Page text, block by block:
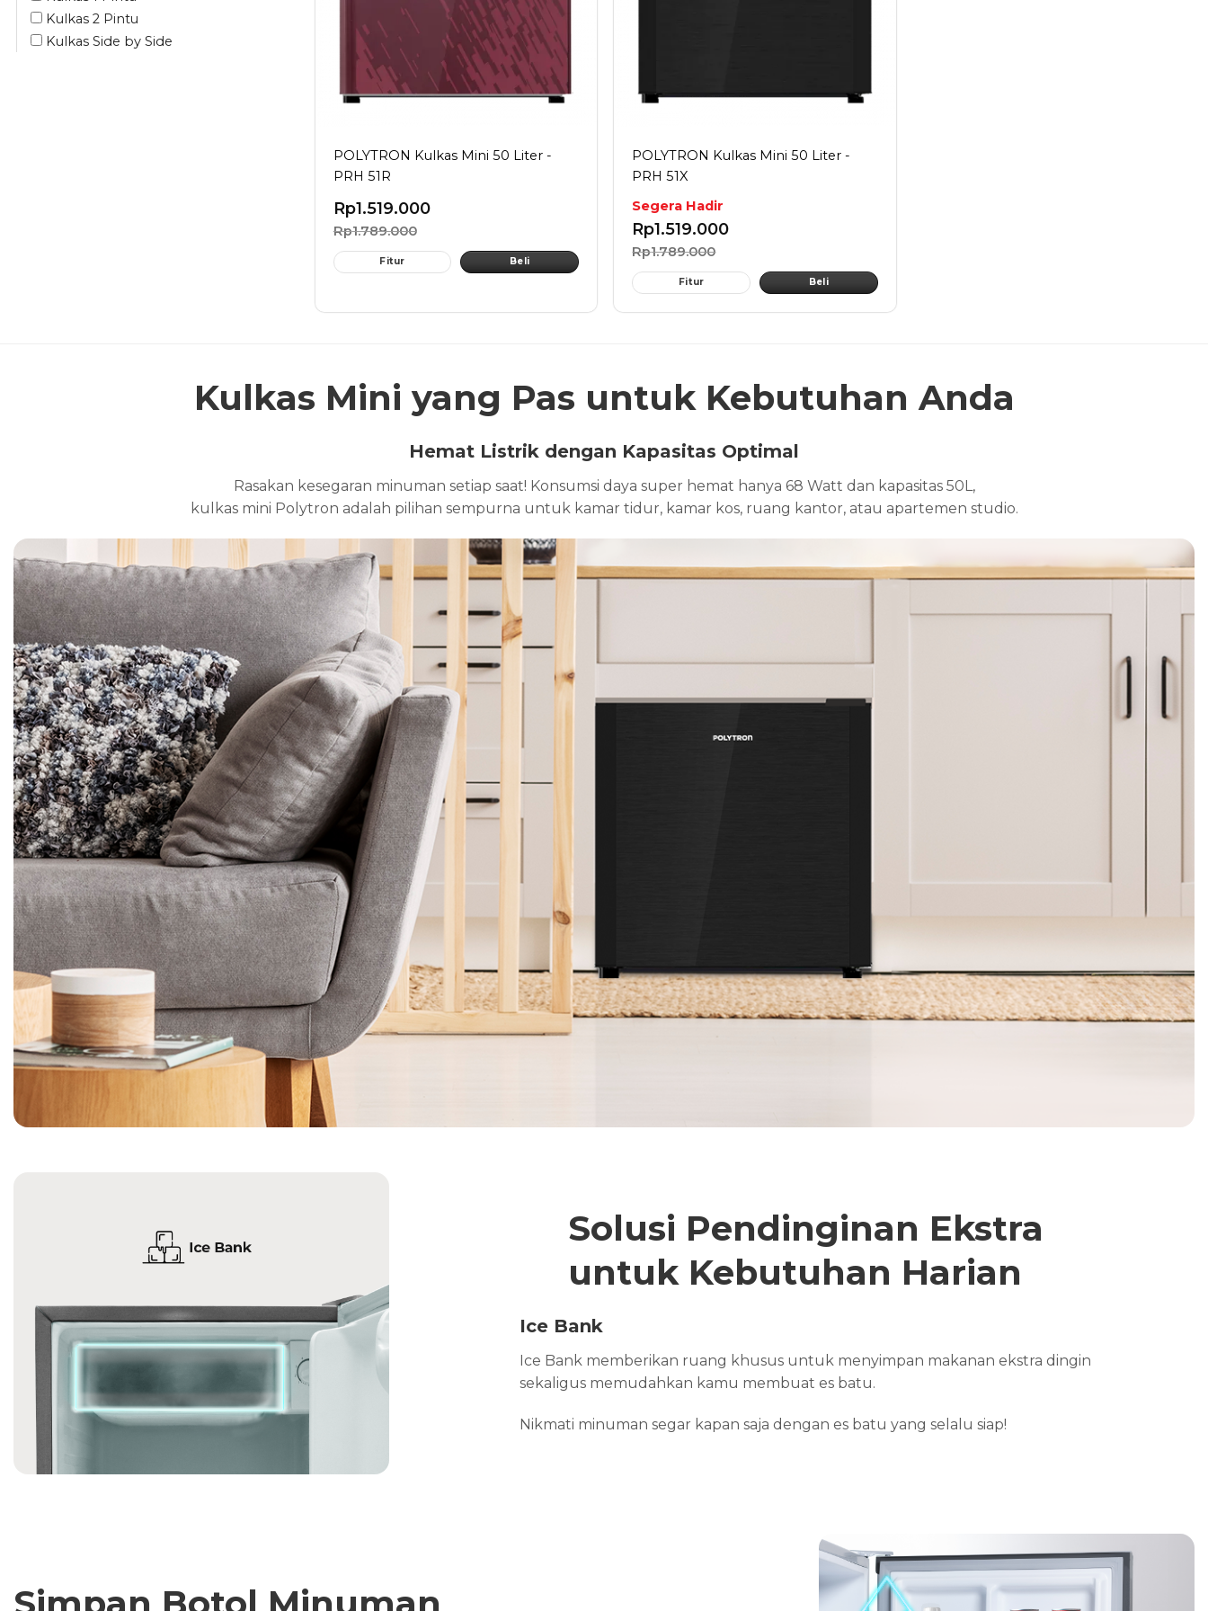
Kulkas 2 Pintu
Kulkas Side by Side
POLYTRON Kulkas Mini 50 Liter -
PRH 51R
Rp1.519.000
Rp1.789.000
Fitur Beli
POLYTRON Kulkas Mini 50 Liter -
PRH 51X
Segera Hadir
Rp1.519.000
Rp1.789.000
Fitur Beli
Kulkas Mini yang Pas untuk Kebutuhan Anda
Hemat Listrik dengan Kapasitas Optimal
Rasakan kesegaran minuman setiap saat! Konsumsi daya super hemat hanya 68 Watt dan kapasitas 50L,
kulkas mini Polytron adalah pilihan sempurna untuk kamar tidur, kamar kos, ruang kantor, atau apartemen studio.
Solusi Pendinginan Ekstra
untuk Kebutuhan Harian
Ice Bank
Ice Bank memberikan ruang khusus untuk menyimpan makanan ekstra dingin
sekaligus memudahkan kamu membuat es batu.
Nikmati minuman segar kapan saja dengan es batu yang selalu siap!